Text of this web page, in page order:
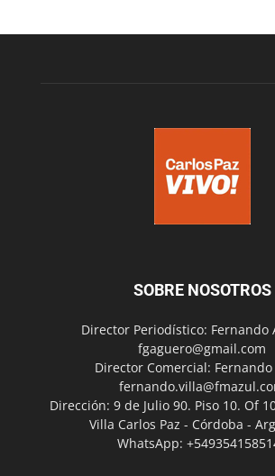
SOBRE NOSOTROS
Director Periodístico: Fernando
fgaguero@gmail.com
Director Comercial: Fernando
Dirección: 9 de Julio 90. Piso 10. Of
Villa Carlos Paz - Córdoba -
WhatsApp: